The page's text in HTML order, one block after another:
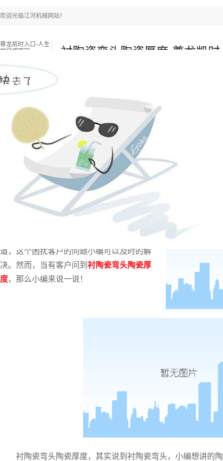
欢迎光临江河机械网站！
尊龙凯时入口-人生
就是博官网
衬陶瓷弯头陶瓷厚度-尊龙凯时
尊龙凯时入口-人生就是博官网 耐磨陶瓷管
新闻中心 关于江河 联系江河
热门搜索关键词： 锅炉燃烧器 锅炉衬板采购 锅炉风帽
当前位置：尊龙凯时入口-人生就是博官网»新闻中心
来源：江苏江河机械 浏览：- 发布日期：
鱼龙混杂的市场怎样买到理想型的耐磨管
道，这个困扰客户的问题小编可以及时的解
决。然而，当有客户问到 衬陶瓷弯头陶瓷厚
度， 那么小编来说一说！
衬陶瓷弯头陶瓷厚度， 其实说到衬陶瓷弯头，小编想讲的